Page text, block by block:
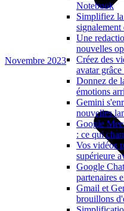
Notebook
Simplifiez
Une
nouvelles
Créez des
avatar
Donnez de
émotions
Gemini
nouvelles
Google
: ce qui
Vos vidéos
supérieure
Google
partenaires
Gmail et
brouillons
Novembre 2023